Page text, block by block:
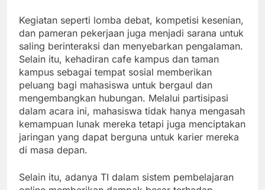
Kegiatan seperti lomba debat, kompetisi kesenian,
dan pameran pekerjaan juga menjadi sarana untuk
saling berinteraksi dan menyebarkan pengalaman.
Selain itu, kehadiran cafe kampus dan taman
kampus sebagai tempat sosial memberikan
peluang bagi mahasiswa untuk bergaul dan
mengembangkan hubungan. Melalui partisipasi
dalam acara ini, mahasiswa tidak hanya mengasah
kemampuan lunak mereka tetapi juga menciptakan
jaringan yang dapat berguna untuk karier mereka
di masa depan.
Selain itu, adanya TI dalam sistem pembelajaran